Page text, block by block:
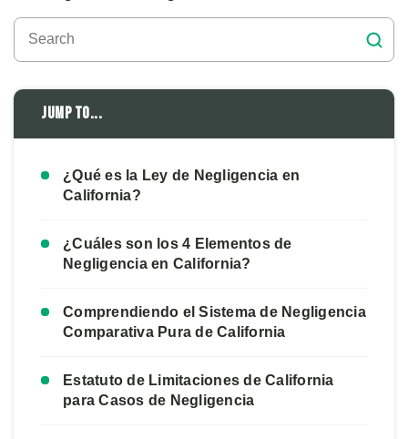
Jump to...
¿Qué es la Ley de Negligencia en
California?
¿Cuáles son los 4 Elementos de
Negligencia en California?
Comprendiendo el Sistema de Negligencia
Comparativa Pura de California
Estatuto de Limitaciones de California
para Casos de Negligencia